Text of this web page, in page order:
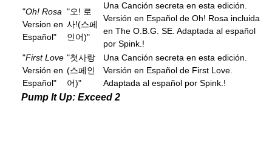
"Oh! Rosa
Version en
Español"
"오! 로
사!(스페
인어)"
Una Canción secreta en esta edición.
Versión en Español de Oh! Rosa incluida
en The O.B.G. SE. Adaptada al español
por Spink.!
"First Love
Versión en
Español"
"첫사랑
(스페인
어)"
Una Canción secreta en esta edición.
Versión en Español de First Love.
Adaptada al español por Spink.!
Pump It Up: Exceed 2